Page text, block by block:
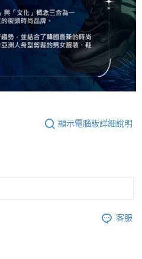
顯示電腦版詳細說明
客服